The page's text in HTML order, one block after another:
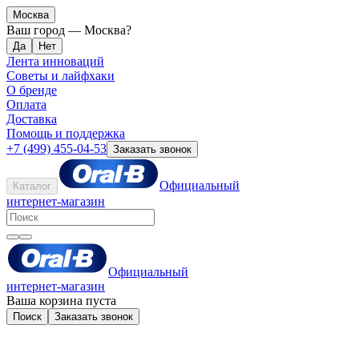
Москва
Ваш город — Москва?
Лента инноваций
Советы и лайфхаки
О бренде
Оплата
Доставка
Помощь и поддержка
+7 (499) 455-04-53 Заказать звонок
Каталог
Официальный
интернет-магазин
Официальный
интернет-магазин
Ваша корзина пуста
Поиск Заказать звонок